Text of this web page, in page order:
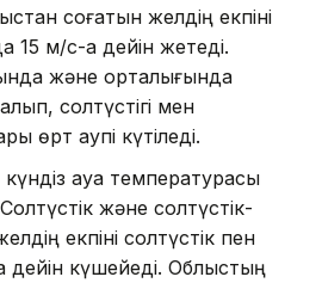
соғатын желдің екпіні
м/с-қа дейін жетеді.
және орталығында
солтүстігі мен
өрт қаупі күтіледі.
күндіз ауа температурасы
және солтүстік-
екпіні солтүстік пен
дейін күшейеді. Облыстың